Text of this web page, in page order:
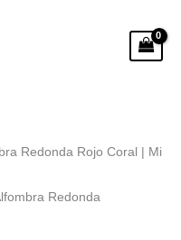
Redonda Rojo Coral | Mi
Redonda